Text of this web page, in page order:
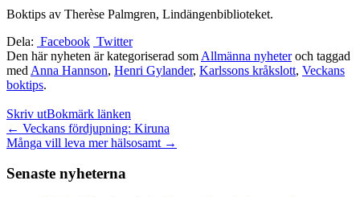
Boktips av Therèse Palmgren, Lindängenbiblioteket.
Dela: Facebook Twitter
Den här nyheten är kategoriserad som Allmänna nyheteroch taggad
med Anna Hannson, Henri Gylander, Karlssons kråkslott, Veckans
boktips.
Skriv utBokmärk länken
Inläggsnavigation
← Veckans fördjupning: Kiruna
Många vill leva mer hälsosamt →
Senaste nyheterna